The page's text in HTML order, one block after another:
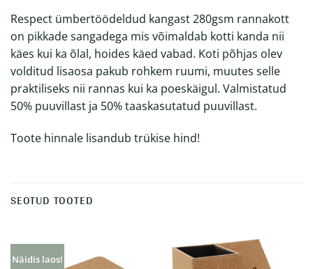
Respect ümbertöödeldud kangast 280gsm rannakott
on pikkade sangadega mis võimaldab kotti kanda nii
käes kui ka õlal, hoides käed vabad. Koti põhjas olev
volditud lisaosa pakub rohkem ruumi, muutes selle
praktiliseks nii rannas kui ka poeskäigul. Valmistatud
50% puuvillast ja 50% taaskasutatud puuvillast.
Toote hinnale lisandub trükise hind!
SEOTUD TOOTED
Näidis laos!